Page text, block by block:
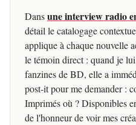
Dansune interview radio
détail le catalogage
applique à chaque nouvelle
le témoin direct : quand je
fanzines de BD, elle a
post-it pour me demander :
Imprimés où ? Disponibles
de l'honneur de voir mes